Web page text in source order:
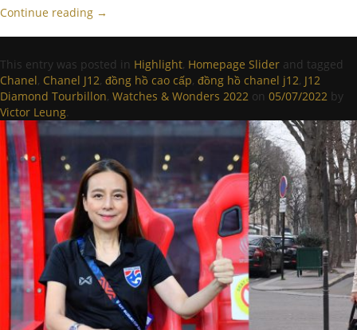
Continue reading →
This entry was posted in Highlight, Homepage Slider and tagged
Chanel, Chanel J12, đồng hồ cao cấp, đồng hồ chanel j12, J12
Diamond Tourbillon, Watches & Wonders 2022 on 05/07/2022 by
Victor Leung.